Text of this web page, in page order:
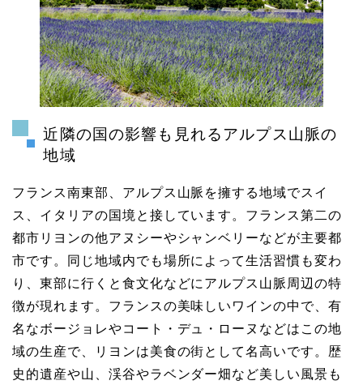
近隣の国の影響も見れるアルプス山脈の
地域
フランス南東部、アルプス山脈を擁する地域でスイ
ス、イタリアの国境と接しています。フランス第二の
都市リヨンの他アヌシーやシャンベリーなどが主要都
市です。同じ地域内でも場所によって生活習慣も変わ
り、東部に行くと食文化などにアルプス山脈周辺の特
徴が現れます。フランスの美味しいワインの中で、有
名なボージョレやコート・デュ・ローヌなどはこの地
域の生産で、リヨンは美食の街として名高いです。歴
史的遺産や山、渓谷やラベンダー畑など美しい風景も